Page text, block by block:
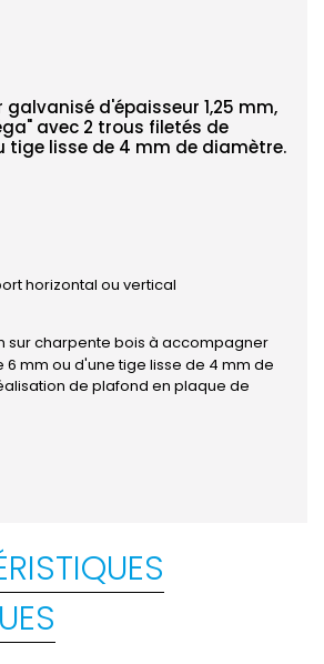
d'épaisseur 1,25 mm,
avec 2 trous filetés de
tige lisse de 4 mm de diamètre.
horizontal ou vertical
sur charpente bois à accompagner
mm ou d'une tige lisse de 4 mm de
de plafond en plaque de